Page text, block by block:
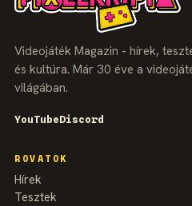
Videojáték Magazin - hírek,
és kultúra. Már 30 éve a
világában.
YouTubeDiscord
ROVATOK
Hírek
Tesztek